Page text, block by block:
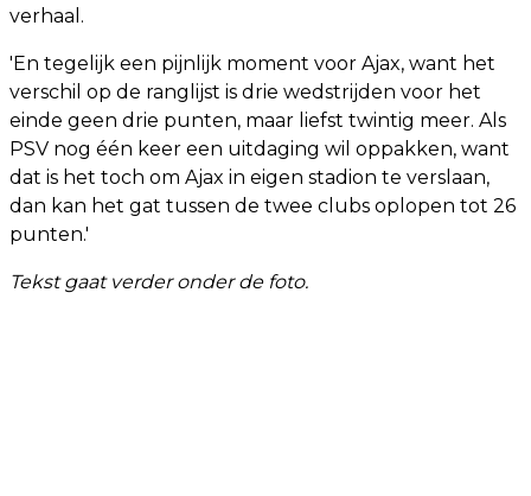
verhaal.
'En tegelijk een pijnlijk moment voor Ajax, want het
verschil op de ranglijst is drie wedstrijden voor het
einde geen drie punten, maar liefst twintig meer. Als
PSV nog één keer een uitdaging wil oppakken, want
dat is het toch om Ajax in eigen stadion te verslaan,
dan kan het gat tussen de twee clubs oplopen tot 26
punten.'
Tekst gaat verder onder de foto.